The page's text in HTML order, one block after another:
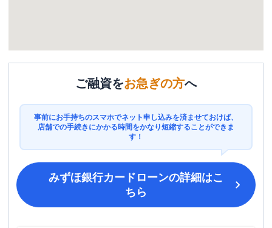
ご融資をお急ぎの方へ
事前にお手持ちのスマホでネット申し込みを済ませておけば、
店舗での手続きにかかる時間をかなり短縮することができま
す！
みずほ銀行カードローンの詳細はこ
ちら